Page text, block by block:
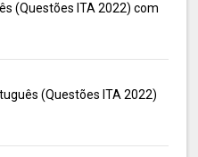
(Questões ITA 2022) com
(Questões ITA 2022)